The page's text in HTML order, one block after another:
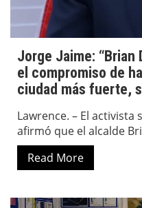
Jorge Jaime: “Brian
el compromiso de
ciudad más fuerte,
Lawrence. – El activista
afirmó que el alcalde
Read More